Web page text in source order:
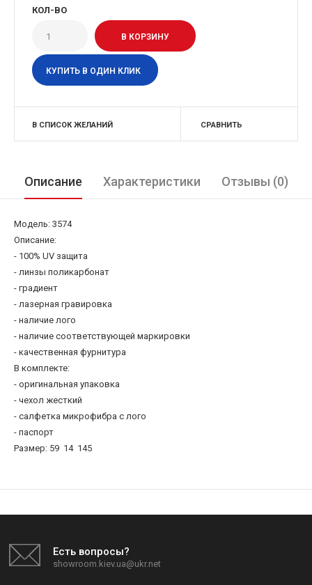
КОЛ-ВО
КУПИТЬ В ОДИН КЛИК
В СПИСОК ЖЕЛАНИЙ СРАВНИТЬ
Описание Характеристики Отзывы (0)
Модель: 3574
Описание:
- 100% UV защита
- линзы поликарбонат
- градиент
- лазерная гравировка
- наличие лого
- наличие соответствующей маркировки
- качественная фурнитура
В комплекте:
- оригинальная упаковка
- чехол жесткий
- салфетка микрофибра c лого
- паспорт
Размер: 59 14 145
Есть вопросы?
showroom.kiev.ua@ukr.net